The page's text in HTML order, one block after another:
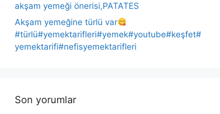
akşam yemeği önerisi,PATATES
Akşam yemeğine türlü var
#türlü#yemektarifleri#yemek#youtube#keşfet#
yemektarifi#nefisyemektarifleri
Son yorumlar